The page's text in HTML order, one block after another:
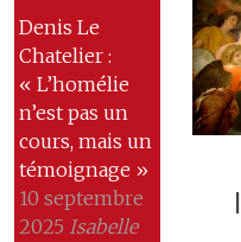
Denis Le
Chatelier :
« L’homélie
n’est pas un
cours, mais un
témoignage »
10 septembre
2025 Isabelle